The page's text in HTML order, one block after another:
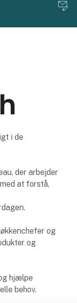
i de
der arbejder
at forstå,
og
og
hjælpe
behov.